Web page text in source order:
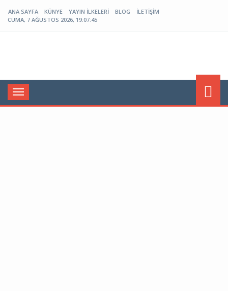
ANA SAYFA KÜNYE YAYIN İLKELERI BLOG
İLETIŞIM
CUMA, 7 AĞUSTOS 2026, 19:07:46
Menü